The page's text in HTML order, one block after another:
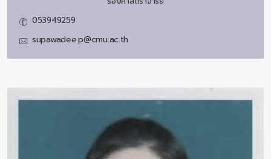
053949259
supawadee.p@cmu.ac.th